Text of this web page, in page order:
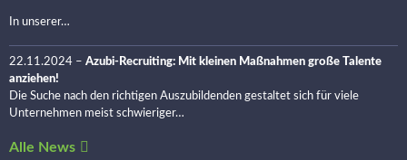
In unserer…
22.11.2024 – Azubi-Recruiting: Mit kleinen Maßnahmen große Talente
anziehen!
Die Suche nach den richtigen Auszubildenden gestaltet sich für viele
Unternehmen meist schwieriger…
Alle News